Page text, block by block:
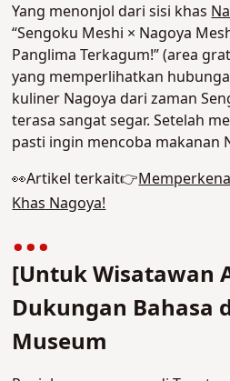
Yang menonjol dari sisi khas
“Sengoku Meshi × Nagoya
Panglima Terkagum!” (area
yang memperlihatkan
kuliner Nagoya dari zaman
terasa sangat segar. Setelah
pasti ingin mencoba makanan
👀Artikel terkait👉
Khas Nagoya!
[Untuk Wisatawan
Dukungan Bahasa
Museum